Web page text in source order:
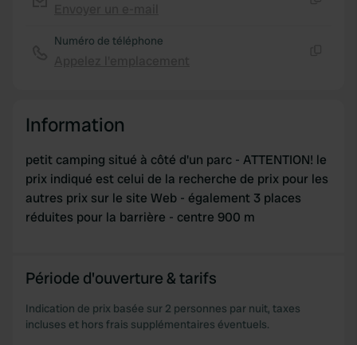
Numéro de téléphone
Information
petit camping situé à côté d'un parc - ATTENTION! le
prix indiqué est celui de la recherche de prix pour les
autres prix sur le site Web - également 3 places
réduites pour la barrière - centre 900 m
Période d'ouverture & tarifs
Indication de prix basée sur 2 personnes par nuit, taxes
incluses et hors frais supplémentaires éventuels.